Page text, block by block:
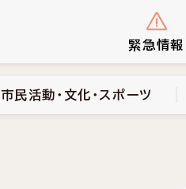
緊急情報
市民活動・文化・スポーツ
市民活動・文化・スポーツ